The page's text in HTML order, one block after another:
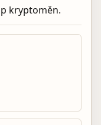
kryptoměn.